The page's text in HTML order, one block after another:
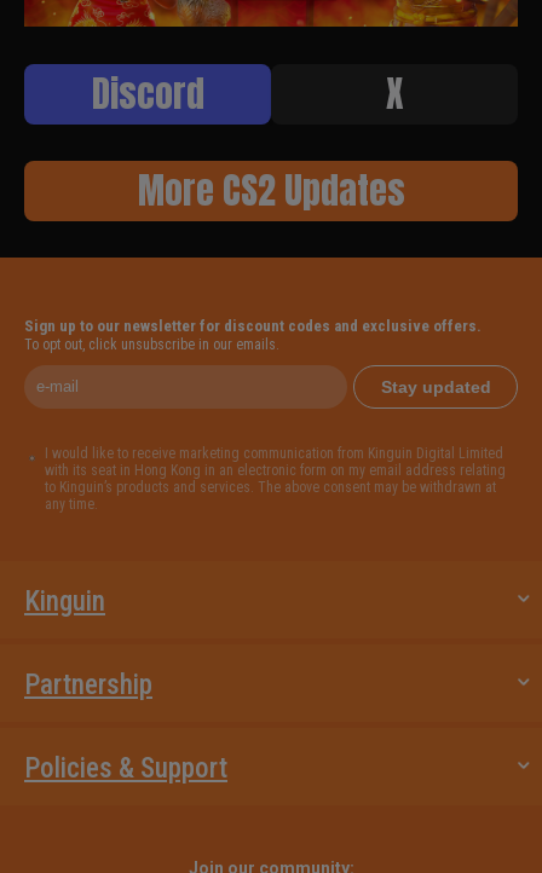
Discord
X
More CS2 Updates
Sign up to our newsletter for discount codes and exclusive offers.
To opt out, click unsubscribe in our emails.
Stay updated
I would like to receive marketing communication from Kinguin Digital Limited
with its seat in Hong Kong in an electronic form on my email address relating
to Kinguin’s products and services. The above consent may be withdrawn at
any time.
Kinguin
Partnership
Policies & Support
Join our community: